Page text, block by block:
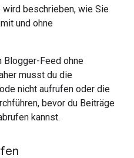
beschrieben, wie Sie
und ohne
Blogger-Feed ohne
musst du die
nicht aufrufen oder die
bevor du Beiträge
kannst.